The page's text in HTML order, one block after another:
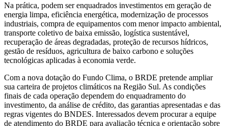
Na prática, podem ser enquadrados investimentos em geração de
energia limpa, eficiência energética, modernização de processos
industriais, compra de equipamentos com menor impacto ambiental,
transporte coletivo de baixa emissão, logística sustentável,
recuperação de áreas degradadas, proteção de recursos hídricos,
gestão de resíduos, agricultura de baixo carbono e soluções
tecnológicas aplicadas à economia verde.
Com a nova dotação do Fundo Clima, o BRDE pretende ampliar
sua carteira de projetos climáticos na Região Sul. As condições
finais de cada operação dependem do enquadramento do
investimento, da análise de crédito, das garantias apresentadas e das
regras vigentes do BNDES. Interessados devem procurar a equipe
de atendimento do BRDE para avaliação técnica e orientação sobre